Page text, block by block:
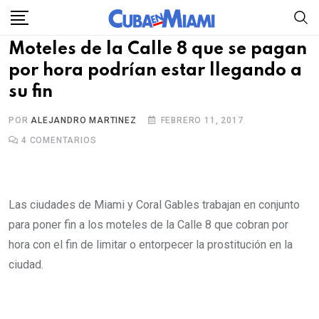
Skip
content
Moteles de la Calle 8 que se pagan
por hora podrían estar llegando a
su fin
PORALEJANDRO MARTINEZ
FEBRERO 11, 2017
4 COMENTARIOS
Las ciudades de Miami y Coral Gables trabajan en conjunto
para poner fin a los moteles de la Calle 8 que cobran por
hora con el fin de limitar o entorpecer la prostitución en la
ciudad.